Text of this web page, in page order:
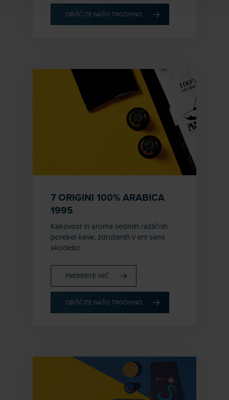
OBIŠČITE NAŠO TRGOVINO
7 ORIGINI 100% ARABICA
1995
Kakovost in aroma sedmih različnih
porekel kave, združenih v eni sami
skodelici.
PREBERITE VEČ
OBIŠČITE NAŠO TRGOVINO